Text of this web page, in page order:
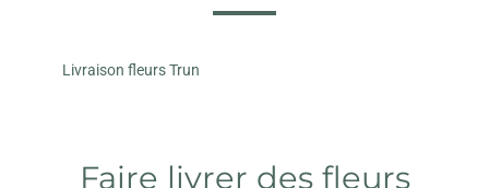
Livraison fleurs Trun
Faire livrer des fleurs